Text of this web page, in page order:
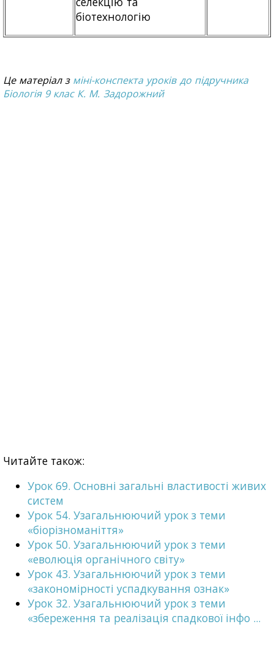
біотехнологію
Це матеріал з міні-конспекта уроків до підручника
Біологія 9 клас К. М. Задорожний
Читайте також:
Урок 69. Основні загальні властивості живих
систем
Урок 54. Узагальнюючий урок з теми
«біорізноманіття»
Урок 50. Узагальнюючий урок з теми
«еволюція органічного світу»
Урок 43. Узагальнюючий урок з теми
«закономірності успадкування ознак»
Урок 32. Узагальнюючий урок з теми
«збереження та реалізація спадкової інфо ...